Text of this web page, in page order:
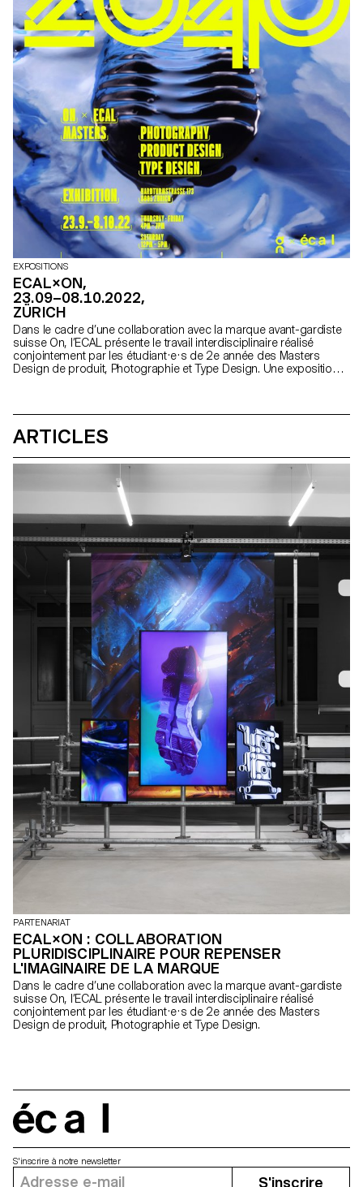
EXPOSITIONS
ECAL×ON,
23.09–08.10.2022,
ZÜRICH
Dans le cadre d’une collaboration avec la marque avant-gardiste
suisse On, l’ECAL présente le travail interdisciplinaire réalisé
conjointement par les étudiant·e·s de 2e année des Masters
Design de produit, Photographie et Type Design. Une exposition
ARTICLES
PARTENARIAT
ECAL×ON : COLLABORATION
PLURIDISCIPLINAIRE POUR REPENSER
L'IMAGINAIRE DE LA MARQUE
Dans le cadre d’une collaboration avec la marque avant-gardiste
suisse On, l’ECAL présente le travail interdisciplinaire réalisé
conjointement par les étudiant·e·s de 2e année des Masters
Design de produit, Photographie et Type Design.
S'inscrire à notre newsletter
S'inscrire